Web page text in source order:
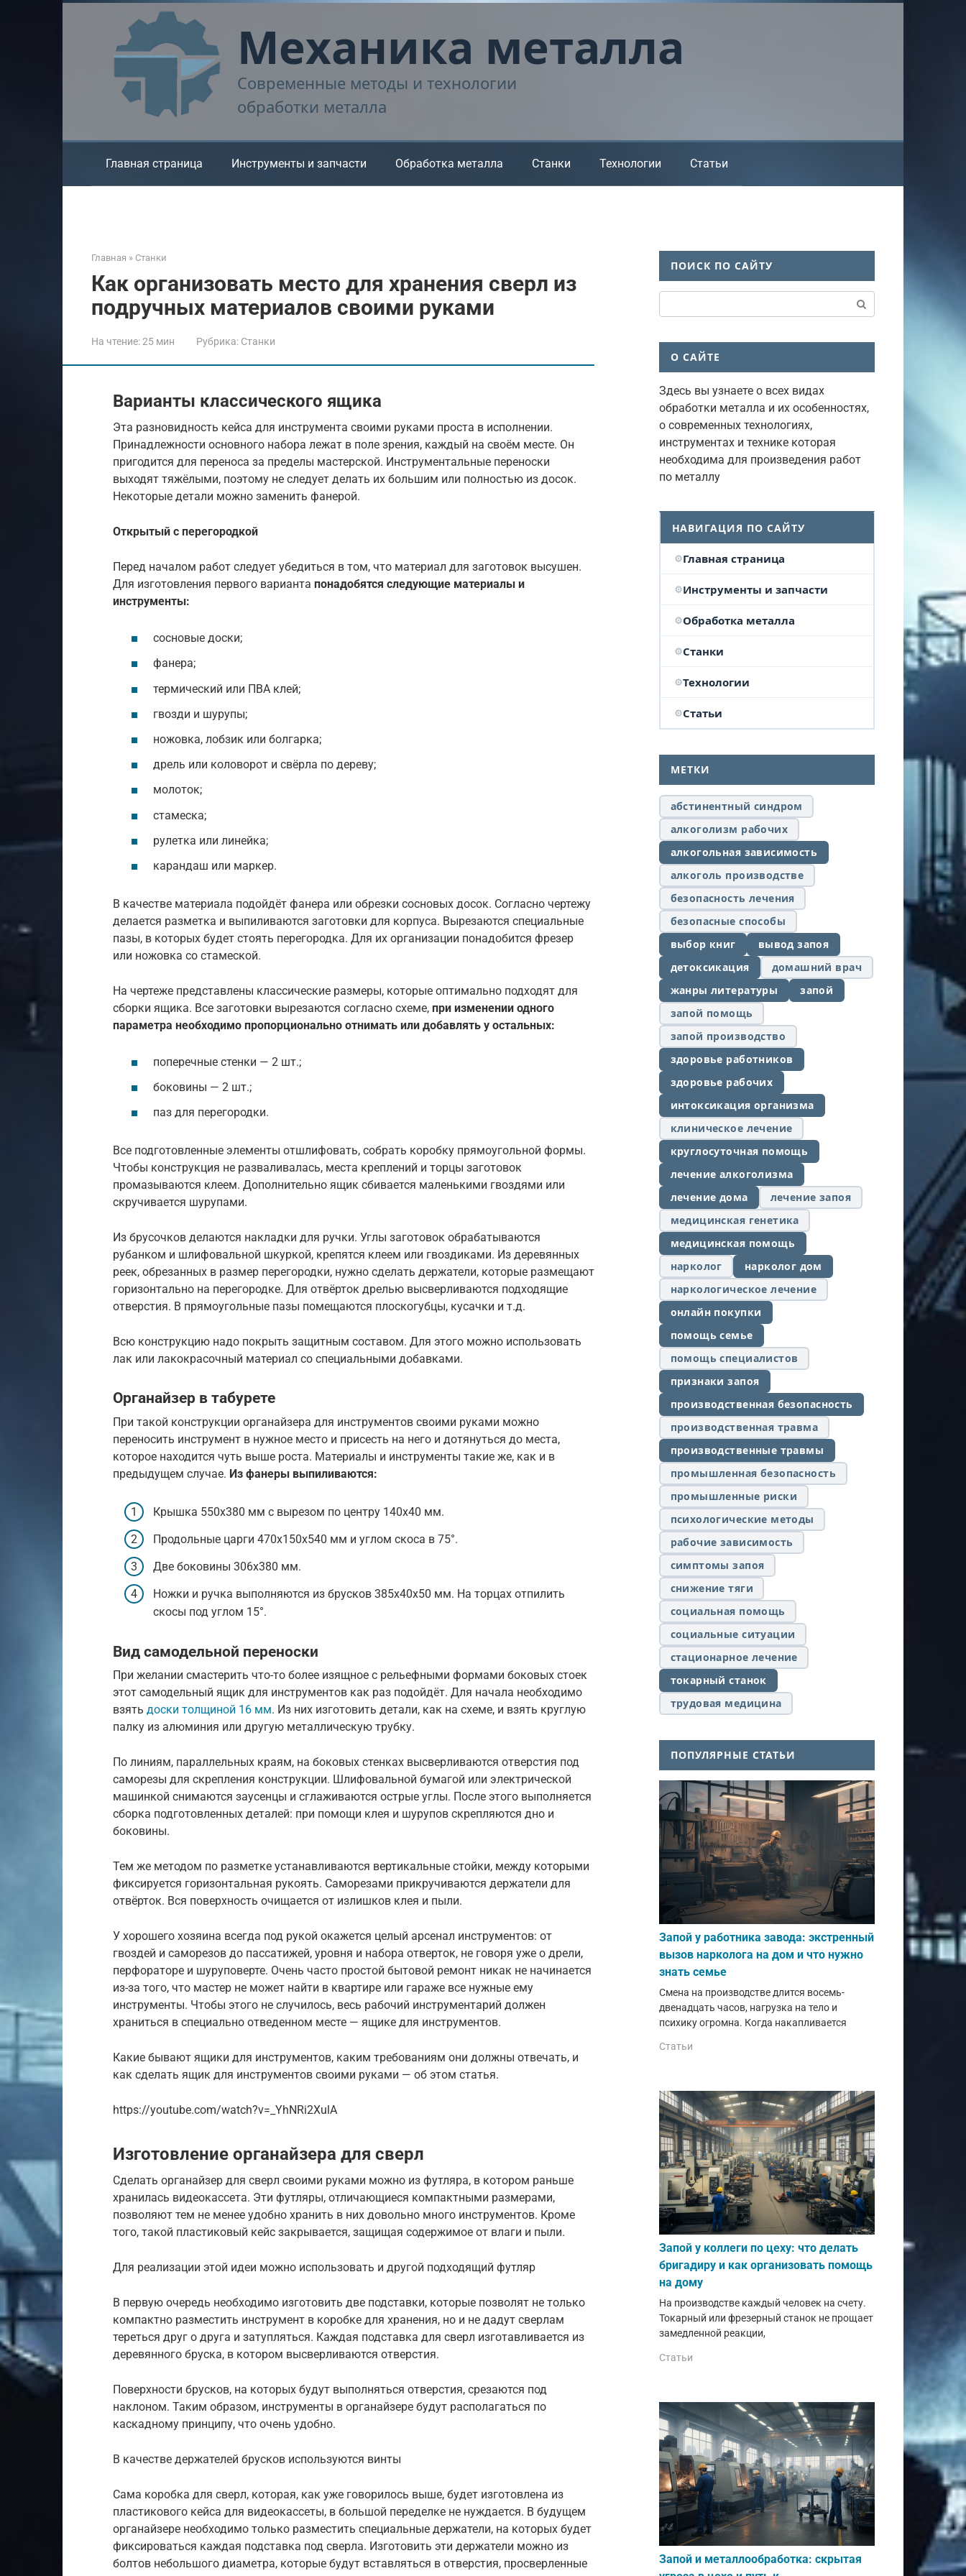
Механика металла
Современные методы и технологии
обработки металла
Главная страница Инструменты и запчасти Обработка металла Станки Технологии Статьи
Главная » Станки
Как организовать место для хранения сверл из
подручных материалов своими руками
На чтение:25 мин Рубрика: Станки
Варианты классического ящика
Эта разновидность кейса для инструмента своими руками проста в исполнении.
Принадлежности основного набора лежат в поле зрения, каждый на своём месте. Он
пригодится для переноса за пределы мастерской. Инструментальные переноски
выходят тяжёлыми, поэтому не следует делать их большим или полностью из досок.
Некоторые детали можно заменить фанерой.
Открытый с перегородкой
Перед началом работ следует убедиться в том, что материал для заготовок высушен.
Для изготовления первого варианта понадобятся следующие материалы и
инструменты:
сосновые доски;
фанера;
термический или ПВА клей;
гвозди и шурупы;
ножовка, лобзик или болгарка;
дрель или коловорот и свёрла по дереву;
молоток;
стамеска;
рулетка или линейка;
карандаш или маркер.
В качестве материала подойдёт фанера или обрезки сосновых досок. Согласно чертежу
делается разметка и выпиливаются заготовки для корпуса. Вырезаются специальные
пазы, в которых будет стоять перегородка. Для их организации понадобится фрезер
или ножовка со стамеской.
На чертеже представлены классические размеры, которые оптимально подходят для
сборки ящика. Все заготовки вырезаются согласно схеме, при изменении одного
параметра необходимо пропорционально отнимать или добавлять у остальных:
поперечные стенки — 2 шт.;
боковины — 2 шт.;
паз для перегородки.
Все подготовленные элементы отшлифовать, собрать коробку прямоугольной формы.
Чтобы конструкция не разваливалась, места креплений и торцы заготовок
промазываются клеем. Дополнительно ящик сбивается маленькими гвоздями или
скручивается шурупами.
Из брусочков делаются накладки для ручки. Углы заготовок обрабатываются
рубанком и шлифовальной шкуркой, крепятся клеем или гвоздиками. Из деревянных
реек, обрезанных в размер перегородки, нужно сделать держатели, которые размещают
горизонтально на перегородке. Для отвёрток дрелью высверливаются подходящие
отверстия. В прямоугольные пазы помещаются плоскогубцы, кусачки и т.д.
Всю конструкцию надо покрыть защитным составом. Для этого можно использовать
лак или лакокрасочный материал со специальными добавками.
Органайзер в табурете
При такой конструкции органайзера для инструментов своими руками можно
переносить инструмент в нужное место и присесть на него и дотянуться до места,
которое находится чуть выше роста. Материалы и инструменты такие же, как и в
предыдущем случае. Из фанеры выпиливаются:
Крышка 550х380 мм с вырезом по центру 140х40 мм.
Продольные царги 470х150х540 мм и углом скоса в 75°.
Две боковины 306х380 мм.
Ножки и ручка выполняются из брусков 385х40х50 мм. На торцах отпилить
скосы под углом 15°.
Вид самодельной переноски
При желании смастерить что-то более изящное с рельефными формами боковых стоек
этот самодельный ящик для инструментов как раз подойдёт. Для начала необходимо
взять доски толщиной 16 мм. Из них изготовить детали, как на схеме, и взять круглую
палку из алюминия или другую металлическую трубку.
По линиям, параллельных краям, на боковых стенках высверливаются отверстия под
саморезы для скрепления конструкции. Шлифовальной бумагой или электрической
машинкой снимаются заусенцы и сглаживаются острые углы. После этого выполняется
сборка подготовленных деталей: при помощи клея и шурупов скрепляются дно и
боковины.
Тем же методом по разметке устанавливаются вертикальные стойки, между которыми
фиксируется горизонтальная рукоять. Саморезами прикручиваются держатели для
отвёрток. Вся поверхность очищается от излишков клея и пыли.
У хорошего хозяина всегда под рукой окажется целый арсенал инструментов: от
гвоздей и саморезов до пассатижей, уровня и набора отверток, не говоря уже о дрели,
перфораторе и шуруповерте. Очень часто простой бытовой ремонт никак не начинается
из-за того, что мастер не может найти в квартире или гараже все нужные ему
инструменты. Чтобы этого не случилось, весь рабочий инструментарий должен
храниться в специально отведенном месте — ящике для инструментов.
Какие бывают ящики для инструментов, каким требованиям они должны отвечать, и
как сделать ящик для инструментов своими руками — об этом статья.
https://youtube.com/watch?v=_YhNRi2XulA
Изготовление органайзера для сверл
Сделать органайзер для сверл своими руками можно из футляра, в котором раньше
хранилась видеокассета. Эти футляры, отличающиеся компактными размерами,
позволяют тем не менее удобно хранить в них довольно много инструментов. Кроме
того, такой пластиковый кейс закрывается, защищая содержимое от влаги и пыли.
Для реализации этой идеи можно использовать и другой подходящий футляр
В первую очередь необходимо изготовить две подставки, которые позволят не только
компактно разместить инструмент в коробке для хранения, но и не дадут сверлам
тереться друг о друга и затупляться. Каждая подставка для сверл изготавливается из
деревянного бруска, в котором высверливаются отверстия.
Поверхности брусков, на которых будут выполняться отверстия, срезаются под
наклоном. Таким образом, инструменты в органайзере будут располагаться по
каскадному принципу, что очень удобно.
В качестве держателей брусков используются винты
Сама коробка для сверл, которая, как уже говорилось выше, будет изготовлена из
пластикового кейса для видеокассеты, в большой переделке не нуждается. В будущем
органайзере необходимо только разместить специальные держатели, на которых будет
фиксироваться каждая подставка под сверла. Изготовить эти держатели можно из
болтов небольшого диаметра, которые будут вставляться в отверстия, просверленные
ПОИСК ПО САЙТУ
О САЙТЕ
Здесь вы узнаете о всех видах
обработки металла и их особенностях,
о современных технологиях,
инструментах и технике которая
необходима для произведения работ
по металлу
НАВИГАЦИЯ ПО САЙТУ
Главная страница
Инструменты и запчасти
Обработка металла
Станки
Технологии
Статьи
МЕТКИ
абстинентный синдром
алкоголизм рабочих
алкогольная зависимость
алкоголь производстве
безопасность лечения
безопасные способы
выбор книг
вывод запоя
детоксикация
домашний врач
жанры литературы
запой
запой помощь
запой производство
здоровье работников
здоровье рабочих
интоксикация организма
клиническое лечение
круглосуточная помощь
лечение алкоголизма
лечение дома
лечение запоя
медицинская генетика
медицинская помощь
нарколог
нарколог дом
наркологическое лечение
онлайн покупки
помощь семье
помощь специалистов
признаки запоя
производственная безопасность
производственная травма
производственные травмы
промышленная безопасность
промышленные риски
психологические методы
рабочие зависимость
симптомы запоя
снижение тяги
социальная помощь
социальные ситуации
стационарное лечение
токарный станок
трудовая медицина
ПОПУЛЯРНЫЕ СТАТЬИ
Запой у работника завода: экстренный
вызов нарколога на дом и что нужно
знать семье
Смена на производстве длится восемь-
двенадцать часов, нагрузка на тело и
психику огромна. Когда накапливается
Статьи
Запой у коллеги по цеху: что делать
бригадиру и как организовать помощь
на дому
На производстве каждый человек на счету.
Токарный или фрезерный станок не прощает
замедленной реакции,
Статьи
Запой и металлообработка: скрытая